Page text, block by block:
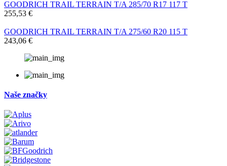
GOODRICH TRAIL TERRAIN T/A 285/70 R17 117 T
255,53 €
GOODRICH TRAIL TERRAIN T/A 275/60 R20 115 T
243,06 €
Naše značky